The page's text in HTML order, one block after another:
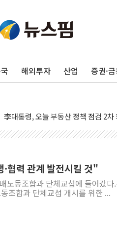
해외투자 산업 증권·
뉴욕증시, 유가·금리 부담에 하락…
이란, 오만과 호르무즈 해협 재개방
李대통령, 오늘 부동산 정책 점검 2
[오늘의 정치일정] 8월 7일(금)
유럽증시, 견조한 실적 소화하며 대
리투아니아 국방 "러, 우크라 드론으
협력 관계 발전시킬 것"
노동조합과 단체교섭에 들어갔다
조합과 단체교섭 개시를 위한 ...